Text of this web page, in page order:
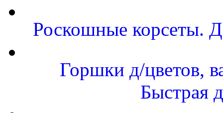
Роскошные корсеты.
Горшки д/цветов,
Быстрая